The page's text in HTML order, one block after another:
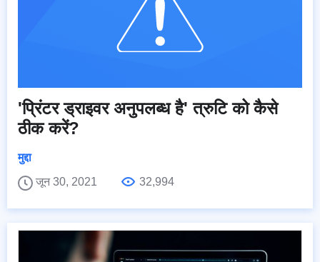
'प्रिंटर ड्राइवर अनुपलब्ध है' त्रुटि को कैसे
ठीक करें?
मुद्दा
जून 30, 2021
32,994